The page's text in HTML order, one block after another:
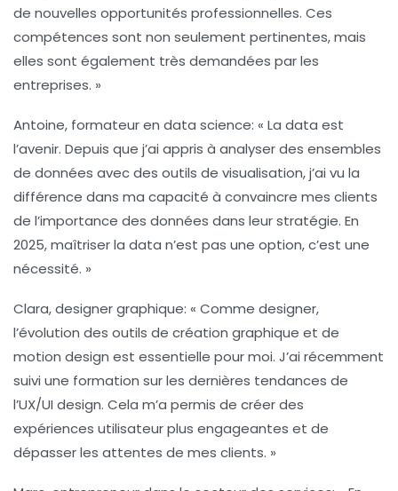
de nouvelles opportunités professionnelles. Ces
compétences sont non seulement pertinentes, mais
elles sont également très demandées par les
entreprises. »
Antoine, formateur en data science: « La data est
l’avenir. Depuis que j’ai appris à analyser des ensembles
de données avec des outils de visualisation, j’ai vu la
différence dans ma capacité à convaincre mes clients
de l’importance des données dans leur stratégie. En
2025, maîtriser la data n’est pas une option, c’est une
nécessité. »
Clara, designer graphique: « Comme designer,
l’évolution des outils de création graphique et de
motion design est essentielle pour moi. J’ai récemment
suivi une formation sur les dernières tendances de
l’UX/UI design. Cela m’a permis de créer des
expériences utilisateur plus engageantes et de
dépasser les attentes de mes clients. »